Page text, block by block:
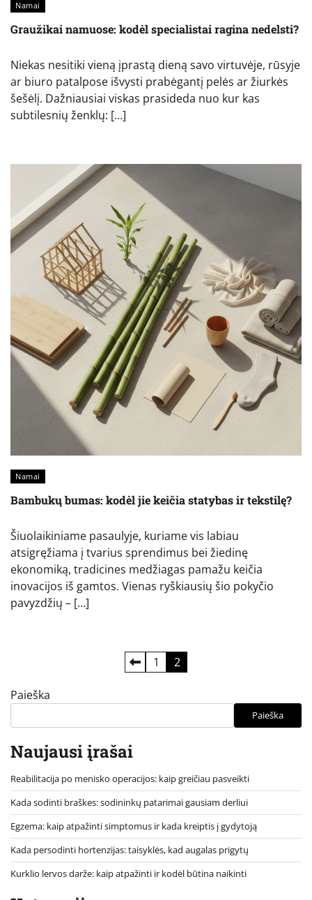
Namai
Graužikai namuose: kodėl specialistai ragina nedelsti?
Niekas nesitiki vieną įprastą dieną savo virtuvėje, rūsyje
ar biuro patalpose išvysti prabėgantį pelės ar žiurkės
šešėlį. Dažniausiai viskas prasideda nuo kur kas
subtilesnių ženklų: […]
Namai
Bambukų bumas: kodėl jie keičia statybas ir tekstilę?
Šiuolaikiniame pasaulyje, kuriame vis labiau
atsigręžiama į tvarius sprendimus bei žiedinę
ekonomiką, tradicines medžiagas pamažu keičia
inovacijos iš gamtos. Vienas ryškiausių šio pokyčio
pavyzdžių – […]
puslapiavimas
1 2
Paieška
Paieška
Naujausi įrašai
Reabilitacija po menisko operacijos: kaip greičiau pasveikti
Kada sodinti braškes: sodininkų patarimai gausiam derliui
Egzema: kaip atpažinti simptomus ir kada kreiptis į gydytoją
Kada persodinti hortenzijas: taisyklės, kad augalas prigytų
Kurklio lervos darže: kaip atpažinti ir kodėl būtina naikinti